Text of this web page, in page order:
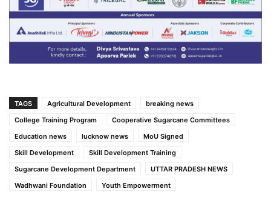
TAGS Agricultural Development
breaking news
College Training Program
Cooperative Sugarcane Committees
Education news
lucknow news
MoU Signed
Skill Development
Skill Development Training
Sugarcane Development Department
UTTAR PRADESH NEWS
Wadhwani Foundation
Youth Empowerment